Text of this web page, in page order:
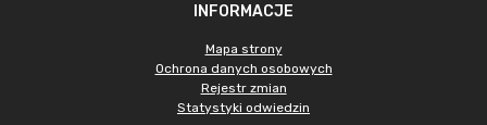
INFORMACJE
Mapa strony
Ochrona danych osobowych
Rejestr zmian
Statystyki odwiedzin